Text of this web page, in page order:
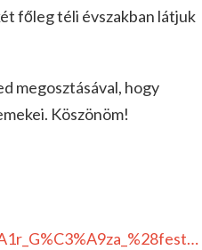
főleg téli évszakban látjuk
megosztásával, hogy
Köszönöm!